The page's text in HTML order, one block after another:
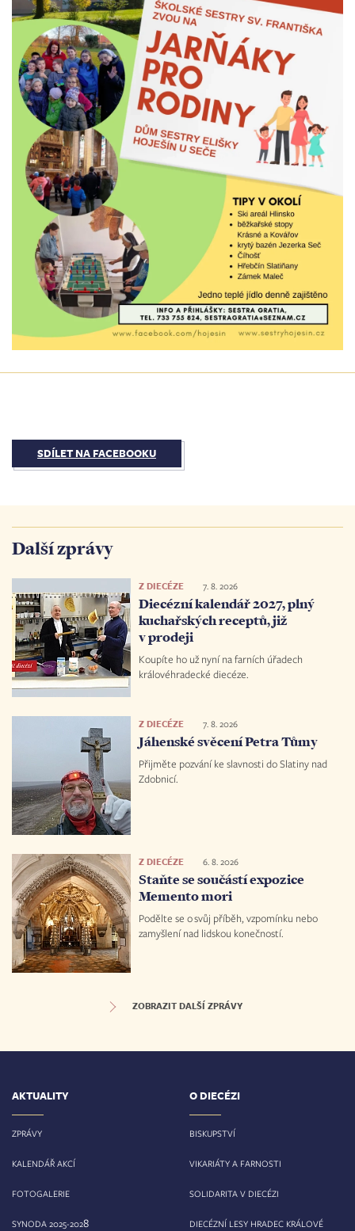
SDÍLET NA FACEBOOKU
Další zprávy
Z DIECÉZE 7. 8. 2026
Diecézní kalendář 2027, plný
kuchařských receptů, již
v prodeji
Koupíte ho už nyní na farních úřadech
královéhradecké diecéze.
Z DIECÉZE 7. 8. 2026
Jáhenské svěcení Petra Tůmy
Přijměte pozvání ke slavnosti do Slatiny nad
Zdobnicí.
Z DIECÉZE 6. 8. 2026
Staňte se součástí expozice
Memento mori
Podělte se o svůj příběh, vzpomínku nebo
zamyšlení nad lidskou konečností.
ZOBRAZIT DALŠÍ ZPRÁVY
AKTUALITY
ZPRÁVY
KALENDÁŘ AKCÍ
FOTOGALERIE
SYNODA 2025-2028
O DIECÉZI
BISKUPSTVÍ
VIKARIÁTY A FARNOSTI
SOLIDARITA V DIECÉZI
DIECÉZNÍ LESY HRADEC KRÁLOVÉ